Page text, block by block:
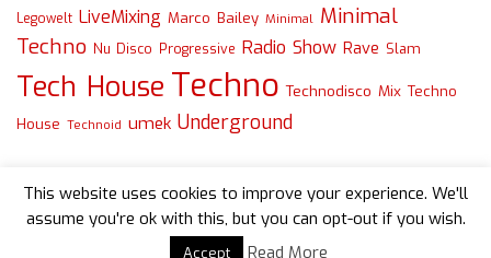
Legowelt LiveMixing Marco Bailey Minimal Minimal
Techno Nu Disco Progressive Radio Show Rave Slam
Tech House Techno Technodisco Mix Techno
House Technoid umek Underground
This website uses cookies to improve your experience. We'll
assume you're ok with this, but you can opt-out if you wish.
Accept Read More